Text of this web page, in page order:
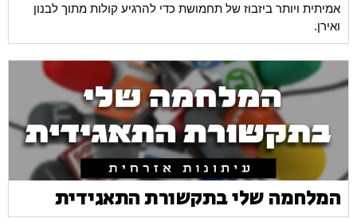
אמיתית ויותר ביזבוז של תחמושת כדי להרגיע קולות מתוך לבנון
ואירן.
המלחמה שלי בתקשורת התאגידית